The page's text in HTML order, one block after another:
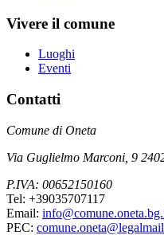
Vivere il comune
Luoghi
Eventi
Contatti
Comune di Oneta
Via Guglielmo Marconi, 9
P.IVA: 00652150160
Tel: +39035707117
Email:
PEC: